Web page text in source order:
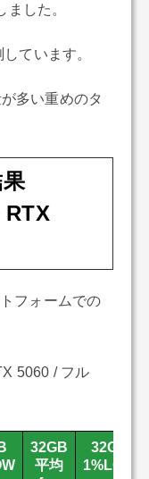
した。
ています。
多い重めのタ
RTX
フォームでの
5060 / フル
32GB
平均
32GB
1%LOW